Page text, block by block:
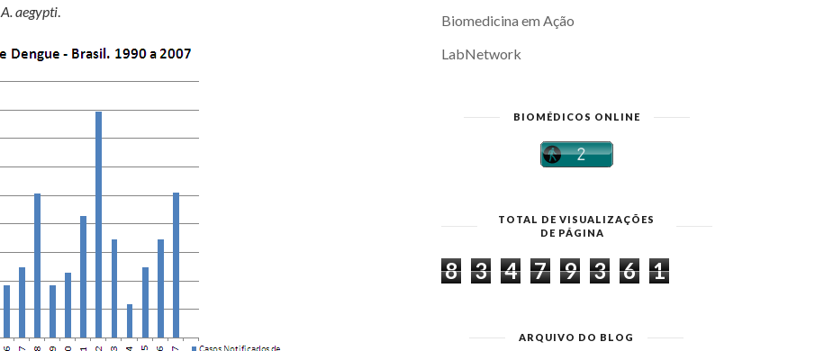
A. aegypti.
Biomedicina em Ação
LabNetwork
BIOMÉDICOS ONLINE
TOTAL DE VISUALIZAÇÕES
DE PÁGINA
8 3 4 7 9 3 6 1
ARQUIVO DO BLOG